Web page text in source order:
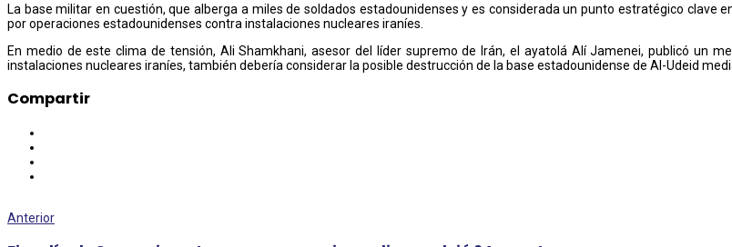
La base militar en cuestión, que alberga a miles de soldados estadounidenses y es considerada un punto estratégico clave
por operaciones estadounidenses contra instalaciones nucleares iraníes.
En medio de este clima de tensión, Ali Shamkhani, asesor del líder supremo de Irán, el ayatolá Alí Jamenei, publicó un
instalaciones nucleares iraníes, también debería considerar la posible destrucción de la base estadounidense de Al-Udeid
Compartir
Anterior